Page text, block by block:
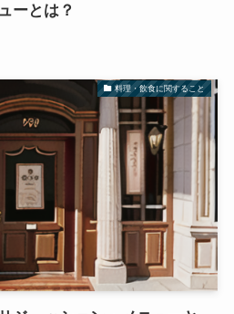
ーとは？
料理・飲食に関すること